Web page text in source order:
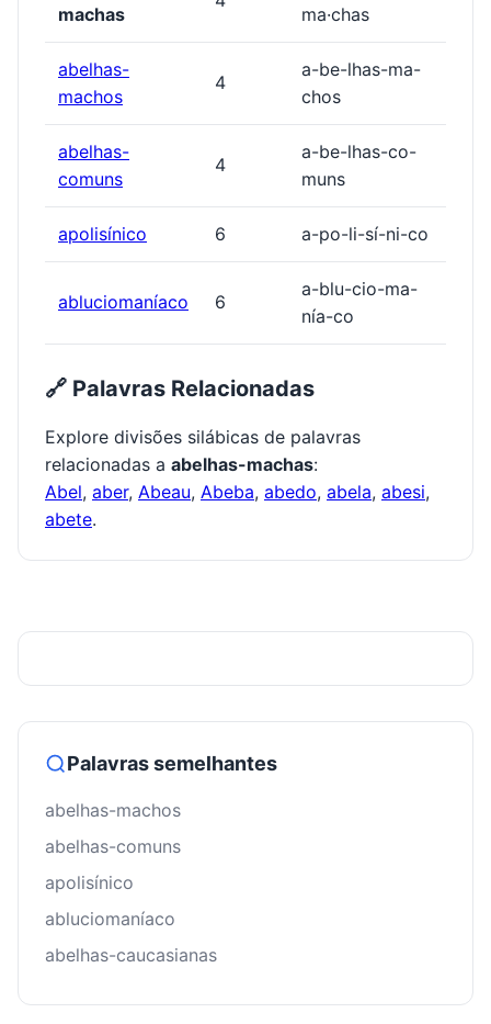
machas ma·chas
abelhas-
machos
4
a-be-lhas-ma-
chos
abelhas-
comuns
4
a-be-lhas-co-
muns
apolisínico 6 a-po-li-sí-ni-co
abluciomaníaco 6
a-blu-cio-ma-
nía-co
🔗 Palavras Relacionadas
Explore divisões silábicas de palavras
relacionadas a abelhas-machas:
Abel, aber, Abeau, Abeba, abedo, abela, abesi,
abete.
Palavras semelhantes
abelhas-machos
abelhas-comuns
apolisínico
abluciomaníaco
abelhas-caucasianas